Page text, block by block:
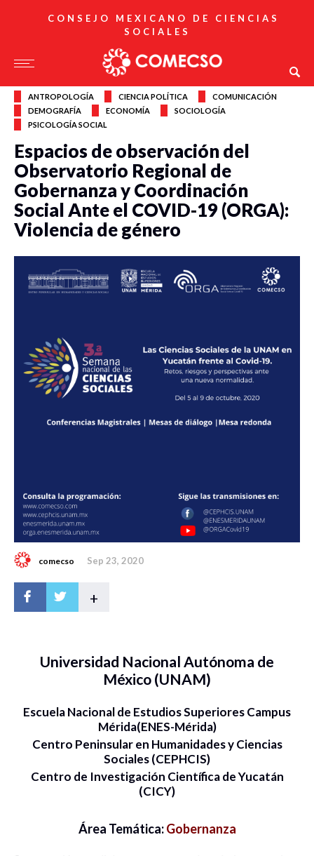
CONSEJO MEXICANO DE CIENCIAS
SOCIALES
ANTROPOLOGÍA CIENCIA POLÍTICA
COMUNICACIÓN
DEMOGRAFÍA
ECONOMÍA
SOCIOLOGÍA
PSICOLOGÍA SOCIAL
Espacios de observación del
Observatorio Regional de
Gobernanza y Coordinación
Social Ante el COVID-19 (ORGA):
Violencia de género
comecso Sep 23, 2020
+
Universidad Nacional Autónoma de
México (UNAM)
Escuela Nacional de Estudios Superiores Campus
Mérida(ENES-Mérida)
Centro Peninsular en Humanidades y Ciencias
Sociales (CEPHCIS)
Centro de Investigación Científica de Yucatán
(CICY)
Área Temática:Gobernanza